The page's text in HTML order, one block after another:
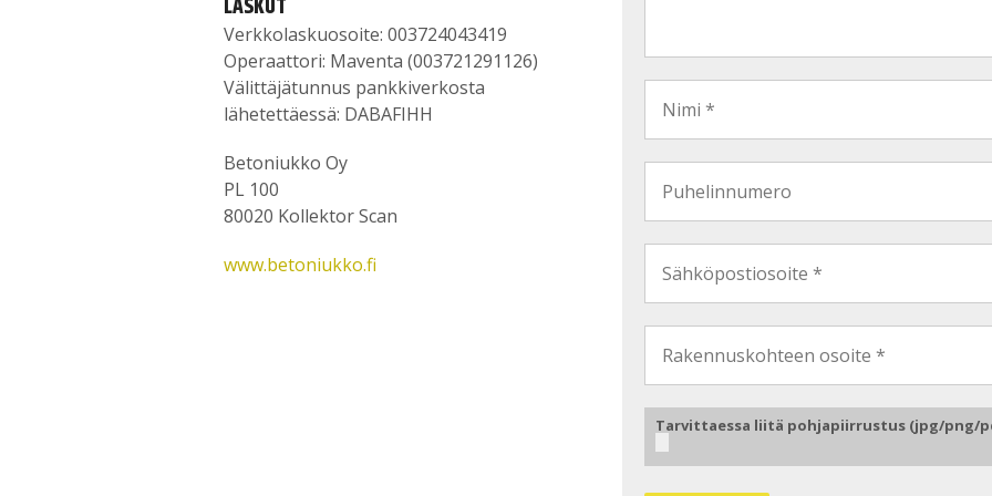
LASKUT
Verkkolaskuosoite: 003724043419
Operaattori: Maventa (003721291126)
Välittäjätunnus pankkiverkosta
lähetettäessä: DABAFIHH
Betoniukko Oy
PL 100
80020 Kollektor Scan
www.betoniukko.fi
Tarvittaessa liitä pohjapiirrustus (jpg/png/